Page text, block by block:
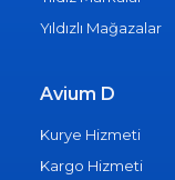
Yıldızlı Mağazalar
Avium D
Kurye Hizmeti
Kargo Hizmeti